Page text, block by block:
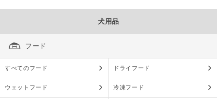
犬用品
フード
すべてのフード ドライフード
ウェットフード 冷凍フード